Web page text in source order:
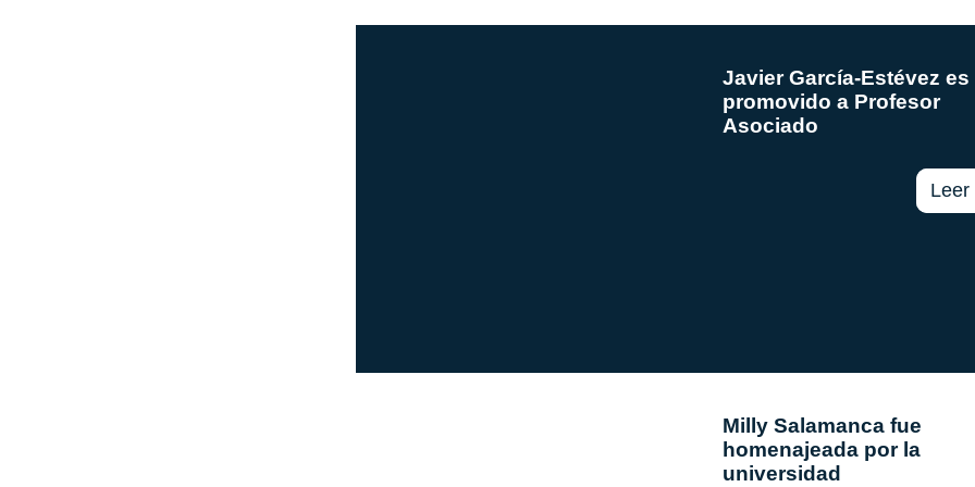
Javier García-Estévez es
promovido a Profesor
Asociado
Leer
Milly Salamanca fue
homenajeada por la
universidad